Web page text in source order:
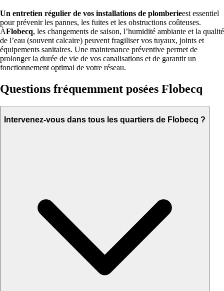
Un entretien régulier de vos installations de plomberieest essentiel
pour prévenir les pannes, les fuites et les obstructions coûteuses.
ÀFlobecq, les changements de saison, l’humidité ambiante et la qualité
de l’eau (souvent calcaire) peuvent fragiliser vos tuyaux, joints et
équipements sanitaires. Une maintenance préventive permet de
prolonger la durée de vie de vos canalisations et de garantir un
fonctionnement optimal de votre réseau.
Questions fréquemment posées Flobecq
Intervenez-vous dans tous les quartiers de Flobecq ?